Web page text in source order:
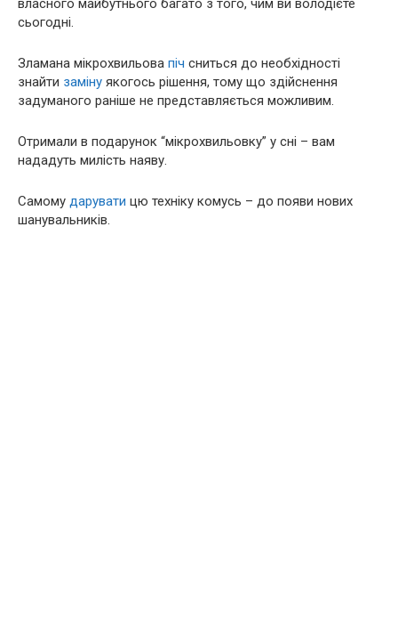
власного майбутнього багато з того, чим ви володієте
сьогодні.
Зламана мікрохвильова піч сниться до необхідності
знайти заміну якогось рішення, тому що здійснення
задуманого раніше не представляється можливим.
Отримали в подарунок “мікрохвильовку” у сні – вам
нададуть милість наяву.
Самому дарувати цю техніку комусь – до появи нових
шанувальників.